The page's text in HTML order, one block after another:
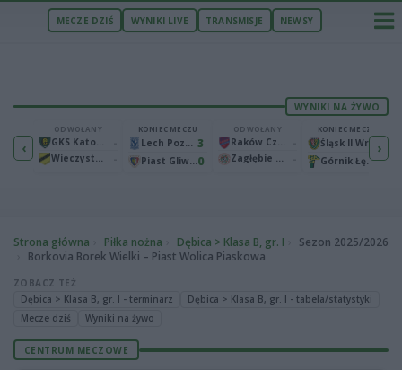
MECZE DZIŚ WYNIKI LIVE TRANSMISJE NEWSY
WYNIKI NA ŻYWO
‹
Warta Poznań 2
ODWOŁANY
GKS Katowice
Wieczysta Kraków
KONIEC MECZU
Lech Poznań 3
Piast Gliwice0
ODWOŁANY
Raków Częstochowa
Zagłębie Lubin
KONIEC MECZU
2
Górnik Łęczna 0
›
Strona główna Piłka nożna Dębica > Klasa B, gr. I
Sezon 2025/2026
Borkovia Borek Wielki – Piast Wolica Piaskowa
ZOBACZ TEŻ
Dębica > Klasa B, gr. I - terminarz
Dębica > Klasa B, gr. I - tabela/statystyki
Mecze dziś
Wyniki na żywo
CENTRUM MECZOWE